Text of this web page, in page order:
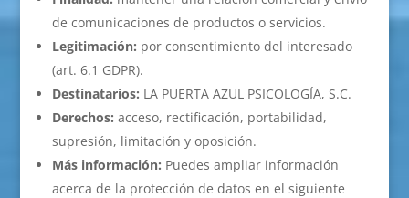
de comunicaciones de productos o servicios.
Legitimación: por consentimiento del interesado
(art. 6.1 GDPR).
Destinatarios: LA PUERTA AZUL PSICOLOGÍA, S.C.
Derechos: acceso, rectificación, portabilidad,
supresión, limitación y oposición.
Más información: Puedes ampliar información
acerca de la protección de datos en el siguiente